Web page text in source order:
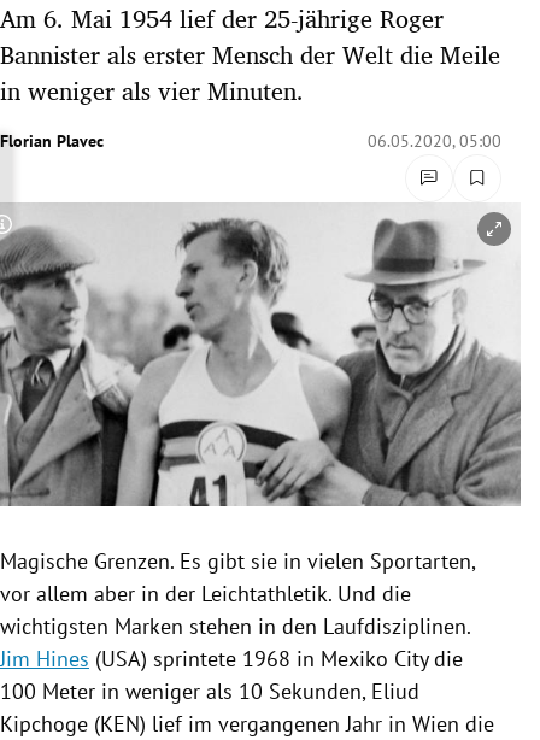
Untermenü
Untermenü
Untermenü
Untermenü
Untermenü
Untermenü
Untermenü
Untermenü
Am 6. Mai 1954 lief der 25-jährige Roger
Bannister als erster Mensch der Welt die Meile
in weniger als vier Minuten.
Florian Plavec 06.05.2020, 05:00
Copyright-Hinweis öffnen/schließen
Magische Grenzen. Es gibt sie in vielen Sportarten,
vor allem aber in der Leichtathletik. Und die
wichtigsten Marken stehen in den Laufdisziplinen.
Jim Hines (USA) sprintete 1968 in Mexiko Citydie
100 Meter in weniger als 10 Sekunden, Eliud
Kipchoge (KEN) lief im vergangenen Jahr in Wien die